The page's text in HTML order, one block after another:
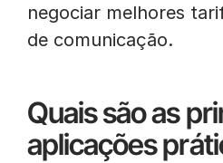
negociar melhores
de comunicação.
Quais são as
aplicações